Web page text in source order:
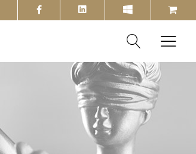
facebook
shopping-
cart